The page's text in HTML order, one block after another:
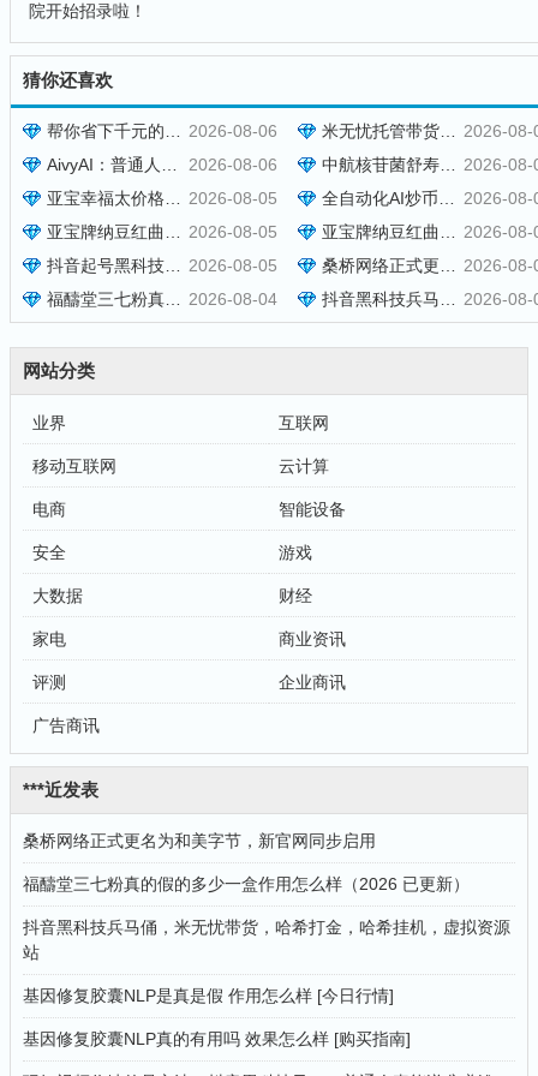
院开始招录啦！
猜你还喜欢
2026-08-06
帮你省下千元的抖音黑科技快手直播间人气涨粉点赞云端商城免费送 2026-08-
米无忧托管带货，靠抖音黑科技快速涨粉起号，零基础日入1000+！
2026-08-06
AivyAI：普通人能参与的AI风口，零撸AVAX，首码上线速度上车！ 2026-08-
中航核苷菌舒寿方多少钱一盒 功效如何 [2026报价]
2026-08-05
亚宝幸福太价格效果介绍，现货秒发批发报价与用法用量参考 2026-08-
全自动化AI炒币量化，每日稳定收益几百，24小时全自动挂机操作！
2026-08-05
亚宝牌纳豆红曲胶囊多少钱一盒？效果好不好与订购方式说明 2026-08-
亚宝牌纳豆红曲胶囊在哪里可以买到？订购价格与用法用量说明
2026-08-05
抖音起号黑科技万粉项目：3个月变现50W，收益无限放大！ 2026-08-
桑桥网络正式更名为和美字节，新官网同步启用
2026-08-04
福醻堂三七粉真的假的多少一盒作用怎么样（2026 已更新） 2026-08-
抖音黑科技兵马俑，米无忧带货，哈希打金，哈希挂机，虚拟资源站
网站分类
业界 互联网
移动互联网 云计算
电商 智能设备
安全 游戏
大数据 财经
家电 商业资讯
评测 企业商讯
广告商讯
***近发表
桑桥网络正式更名为和美字节，新官网同步启用
福醻堂三七粉真的假的多少一盒作用怎么样（2026 已更新）
抖音黑科技兵马俑，米无忧带货，哈希打金，哈希挂机，虚拟资源
站
基因修复胶囊NLP是真是假 作用怎么样 [今日行情]
基因修复胶囊NLP真的有用吗 效果怎么样 [购买指南]